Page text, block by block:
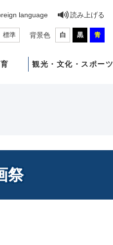
language 読み上げる
標準 背景色 白 黒 青
観光・文化・スポーツ
祭